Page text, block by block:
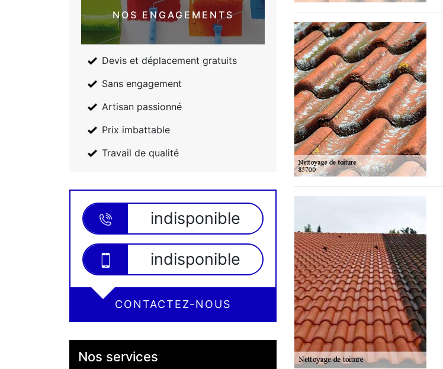
NOS ENGAGEMENTS
Devis et déplacement gratuits
Sans engagement
Artisan passionné
Prix imbattable
Travail de qualité
indisponible
indisponible
CONTACTEZ-NOUS
Nos services